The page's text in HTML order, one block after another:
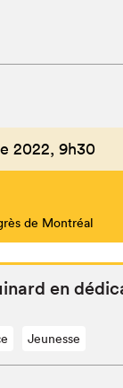
2022, 9h30
de Montréal
en
Jeunesse